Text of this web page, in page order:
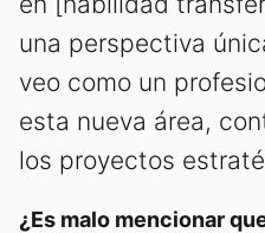
una perspectiva
veo como un
esta nueva área,
los proyectos
¿Es malo mencionar